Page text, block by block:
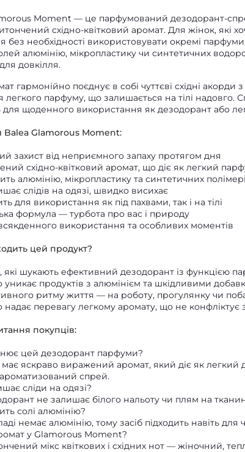
Moment — це парфумований дезодорант-
східно-квітковий аромат. Для жінок, які
без необхідності використовувати окремі
алюмінію, мікропластику чи синтетичних
для довкілля.
гармонійно поєднує в собі чуттєві східні
парфуму, що залишається на тілі надовго.
для щоденного використання як дезодорант або
Balea Glamorous Moment:
захист від неприємного запаху протягом дня
східно-квітковий аромат, що діє як легкий
алюмінію, мікропластику та синтетичних
слідів на одязі, швидко висихає
для використання як під пахвами, так і на тілі
формула — турбота про вас і природу
використання та особливих моментів
цей продукт?
які шукають ефективний дезодорант із функцією
уникає продуктів з алюмінієм та шкідливими
ритму життя — на роботу, прогулянку чи
надає перевагу легкому аромату, що не
покупців:
цей дезодорант парфуми?
має яскраво виражений аромат, який діє як
ароматизований спрей.
сліди на одязі?
не залишає білого нальоту чи плям на
солі алюмінію?
немає алюмінію, тому засіб підходить навіть для
у Glamorous Moment?
мікс квіткових і східних нот — жіночний,